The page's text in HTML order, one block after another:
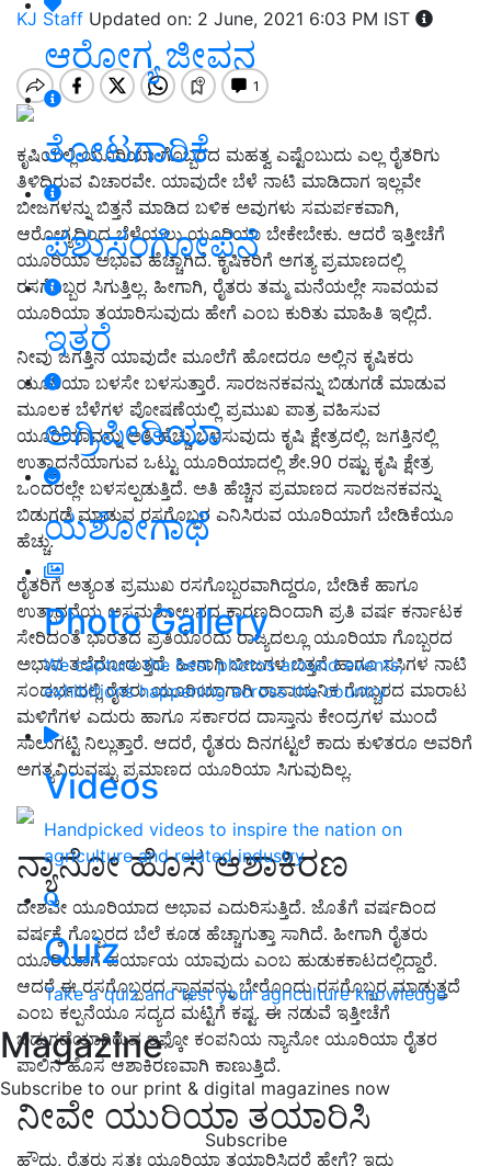
ಆರೋಗ್ಯ ಜೀವನ
ತೋಟಗಾರಿಕೆ
ಪಶುಸಂಗೋಪನೆ
ಇತರೆ
ಅಗ್ರಿಪೀಡಿಯಾ
ಯಶೋಗಾಥೆ
Photo Gallery
We capture the best photos around events,
exhibitions happening across the country
Videos
Handpicked videos to inspire the nation on
agriculture and related industry
Quiz
Take a quiz and test your agriculture knowledge
Magazine
Subscribe to our print & digital magazines now
Subscribe
KJ Staff Updated on: 2 June, 2021 6:03 PM IST
ಕೃಷಿಯಲ್ಲಿ ಯೂರಿಯಾ ಗೊಬ್ಬರದ ಮಹತ್ವ ಎಷ್ಟೆಂಬುದು ಎಲ್ಲ ರೈತರಿಗು
ತಿಳಿದಿರುವ ವಿಚಾರವೇ. ಯಾವುದೇ ಬೆಳೆ ನಾಟಿ ಮಾಡಿದಾಗ ಇಲ್ಲವೇ
ಬೀಜಗಳನ್ನು ಬಿತ್ತನೆ ಮಾಡಿದ ಬಳಿಕ ಅವುಗಳು ಸಮರ್ಪಕವಾಗಿ,
ಆರೋಗ್ಯದಿಂದ ಬೆಳೆಯಲು ಯೂರಿಯಾ ಬೇಕೇಬೇಕು. ಆದರೆ ಇತ್ತೀಚೆಗೆ
ಯೂರಿಯಾ ಅಭಾವ ಹೆಚ್ಚಾಗಿದೆ. ಕೃಷಿಕರಿಗೆ ಅಗತ್ಯ ಪ್ರಮಾಣದಲ್ಲಿ
ರಸಗೊಬ್ಬರ ಸಿಗುತ್ತಿಲ್ಲ. ಹೀಗಾಗಿ, ರೈತರು ತಮ್ಮ ಮನೆಯಲ್ಲೇ ಸಾವಯವ
ಯೂರಿಯಾ ತಯಾರಿಸುವುದು ಹೇಗೆ ಎಂಬ ಕುರಿತು ಮಾಹಿತಿ ಇಲ್ಲಿದೆ.
ನೀವು ಜಗತ್ತಿನ ಯಾವುದೇ ಮೂಲೆಗೆ ಹೋದರೂ ಅಲ್ಲಿನ ಕೃಷಿಕರು
ಯೂರಿಯಾ ಬಳಸೇ ಬಳಸುತ್ತಾರೆ. ಸಾರಜನಕವನ್ನು ಬಿಡುಗಡೆ ಮಾಡುವ
ಮೂಲಕ ಬೆಳೆಗಳ ಪೋಷಣೆಯಲ್ಲಿ ಪ್ರಮುಖ ಪಾತ್ರ ವಹಿಸುವ
ಯೂರಿಯಾವನ್ನು ಅತಿ ಹೆಚ್ಚು ಬಳಸುವುದು ಕೃಷಿ ಕ್ಷೇತ್ರದಲ್ಲಿ. ಜಗತ್ತಿನಲ್ಲಿ
ಉತ್ಪಾದನೆಯಾಗುವ ಒಟ್ಟು ಯೂರಿಯಾದಲ್ಲಿ ಶೇ.90 ರಷ್ಟು ಕೃಷಿ ಕ್ಷೇತ್ರ
ಒಂದರಲ್ಲೇ ಬಳಸಲ್ಪಡುತ್ತಿದೆ. ಅತಿ ಹೆಚ್ಚಿನ ಪ್ರಮಾಣದ ಸಾರಜನಕವನ್ನು
ಬಿಡುಗಡೆ ಮಾಡುವ ರಸಗೊಬ್ಬರ ಎನಿಸಿರುವ ಯೂರಿಯಾಗೆ ಬೇಡಿಕೆಯೂ
ಹೆಚ್ಚು.
ರೈತರಿಗೆ ಅತ್ಯಂತ ಪ್ರಮುಖ ರಸಗೊಬ್ಬರವಾಗಿದ್ದರೂ, ಬೇಡಿಕೆ ಹಾಗೂ
ಉತ್ಪಾದನೆಯ ಅಸಮತೋಲನದ ಕಾರಣದಿಂದಾಗಿ ಪ್ರತಿ ವರ್ಷ ಕರ್ನಾಟಕ
ಸೇರಿದಂತೆ ಭಾರತದ ಪ್ರತಿಯೊಂದು ರಾಜ್ಯದಲ್ಲೂ ಯೂರಿಯಾ ಗೊಬ್ಬರದ
ಅಭಾವ ತಲೆದೋರುತ್ತದೆ. ಹೀಗಾಗಿ ಬೀಜಗಳ ಬಿತ್ತನೆ ಹಾಗೂ ಸಸಿಗಳ ನಾಟಿ
ಸಂದರ್ಭದಲ್ಲಿ ರೈತರು ಯೂರಿಯಾಗಾಗಿ ರಾಸಾಯನಿಕ ಗೊಬ್ಬರದ ಮಾರಾಟ
ಮಳಿಗೆಗಳ ಎದುರು ಹಾಗೂ ಸರ್ಕಾರದ ದಾಸ್ತಾನು ಕೇಂದ್ರಗಳ ಮುಂದೆ
ಸಾಲುಗಟ್ಟಿ ನಿಲ್ಲುತ್ತಾರೆ. ಆದರೆ, ರೈತರು ದಿನಗಟ್ಟಲೆ ಕಾದು ಕುಳಿತರೂ ಅವರಿಗೆ
ಅಗತ್ಯವಿರುವಷ್ಟು ಪ್ರಮಾಣದ ಯೂರಿಯಾ ಸಿಗುವುದಿಲ್ಲ.
ನ್ಯಾನೋ ಹೊಸ ಆಶಾಕಿರಣ
ದೇಶವೇ ಯೂರಿಯಾದ ಅಭಾವ ಎದುರಿಸುತ್ತಿದೆ. ಜೊತೆಗೆ ವರ್ಷದಿಂದ
ವರ್ಷಕ್ಕೆ ಗೊಬ್ಬರದ ಬೆಲೆ ಕೂಡ ಹೆಚ್ಚಾಗುತ್ತಾ ಸಾಗಿದೆ. ಹೀಗಾಗಿ ರೈತರು
ಯೂರಿಯಾಗೆ ಪರ್ಯಾಯ ಯಾವುದು ಎಂಬ ಹುಡುಕಕಾಟದಲ್ಲಿದ್ದಾರೆ.
ಆದರೆ ಈ ರಸಗೊಬ್ಬರದ ಸ್ಥಾನವನ್ನು ಬೇರೊಂದು ರಸಗೊಬ್ಬರ ಮಾಡುತ್ತದೆ
ಎಂಬ ಕಲ್ಪನೆಯೂ ಸದ್ಯದ ಮಟ್ಟಿಗೆ ಕಷ್ಟ. ಈ ನಡುವೆ ಇತ್ತೀಚೆಗೆ
ಬಿಡುಗಡೆಯಾಗಿರುವ ಇಫ್ಕೋ ಕಂಪನಿಯ ನ್ಯಾನೋ ಯೂರಿಯಾ ರೈತರ
ಪಾಲಿನ ಹೊಸ ಆಶಾಕಿರಣವಾಗಿ ಕಾಣುತ್ತಿದೆ.
ನೀವೇ ಯುರಿಯಾ ತಯಾರಿಸಿ
ಹೌದು, ರೈತರು ಸ್ವತಃ ಯೂರಿಯಾ ತಯಾರಿಸಿದರೆ ಹೇಗೆ? ಇದು